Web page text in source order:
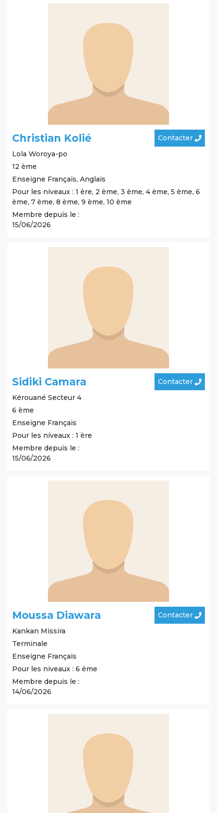
Christian Kolié
Contacter
Lola Woroya-po
12 ème
Enseigne Français, Anglais
Pour les niveaux : 1 ère, 2 ème, 3 ème, 4 ème, 5 ème, 6
ème, 7 ème, 8 ème, 9 ème, 10 ème
Membre depuis le :
15/06/2026
Sidiki Camara
Contacter
Kérouané Secteur 4
6 ème
Enseigne Français
Pour les niveaux : 1 ère
Membre depuis le :
15/06/2026
Moussa Diawara
Contacter
Kankan Missira
Terminale
Enseigne Français
Pour les niveaux : 6 ème
Membre depuis le :
14/06/2026